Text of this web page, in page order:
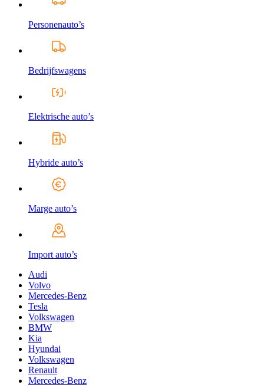
Personenauto’s
Bedrijfswagens
Elektrische auto’s
Hybride auto’s
Marge auto’s
Import auto’s
Audi
Volvo
Mercedes-Benz
Tesla
Volkswagen
BMW
Kia
Hyundai
Volkswagen
Renault
Mercedes-Benz